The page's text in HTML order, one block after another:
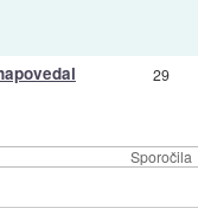
Sporočila
29